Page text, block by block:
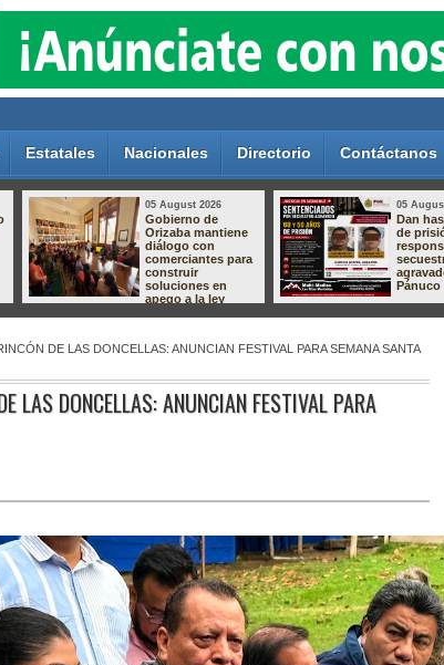
Estatales Nacionales Directorio Contáctanos
05 August 2026
Crece el
descontento por el
relleno sanitario de
Nogales; vecinos
preparan protesta
por presuntas
afectaciones
05
magia
DE LAS DONCELLAS: ANUNCIAN FESTIVAL PARA SEMANA SANTA
LAS DONCELLAS: ANUNCIAN FESTIVAL PARA